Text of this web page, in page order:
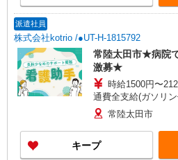
派遣社員
株式会社kotrio /●UT-H-1815792
常陸太田市★病院
激募★
時給1500円〜
通費全支給(ガソリ
常陸太田市
キープ